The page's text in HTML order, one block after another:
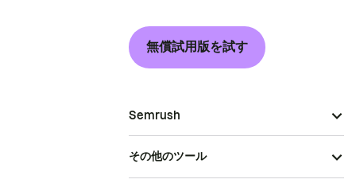
無償試用版を試す
Semrush
その他のツール